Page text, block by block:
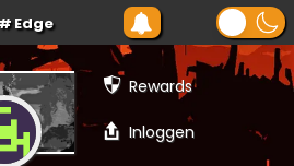
Edge
Rewards
Inloggen